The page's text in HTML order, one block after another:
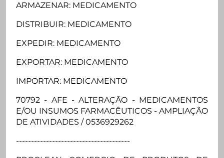
ARMAZENAR: MEDICAMENTO
DISTRIBUIR: MEDICAMENTO
EXPEDIR: MEDICAMENTO
EXPORTAR: MEDICAMENTO
IMPORTAR: MEDICAMENTO
70792 - AFE - ALTERAÇÃO - MEDICAMENTOS
E/OU INSUMOS FARMACÊUTICOS - AMPLIAÇÃO
DE ATIVIDADES / 0536929262
--------------------------------------